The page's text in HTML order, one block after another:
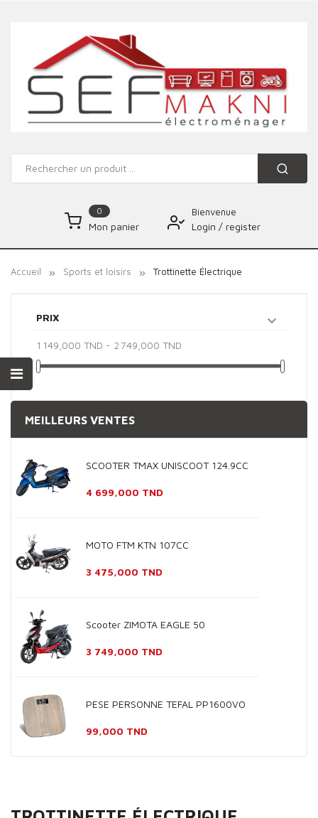
0
Mon panier
Bienvenue
Login / register
Accueil Sports et loisirs Trottinette Électrique
PRIX 
1 149,000 TND - 2 749,000 TND
MEILLEURS VENTES
SCOOTER TMAX UNISCOOT 124.9CC
Prix
4 699,000 TND
MOTO FTM KTN 107CC
Prix
3 475,000 TND
Scooter ZIMOTA EAGLE 50
Prix
3 749,000 TND
PESE PERSONNE TEFAL PP1600VO
Prix
99,000 TND